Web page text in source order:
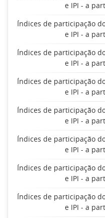
e IPI - a
Índices de participação
e IPI - a
Índices de participação
e IPI - a
Índices de participação
e IPI - a
Índices de participação
e IPI - a
Índices de participação
e IPI - a
Índices de participação
e IPI - a
Índices de participação
e IPI - a